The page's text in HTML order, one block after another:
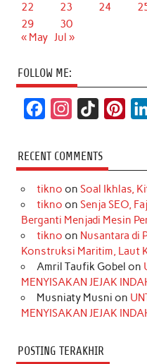
22
23 24
29
30
« May Jul »
FOLLOW ME:
c
e
b
o
k
s
t
a
r
a
m
k
T
o
k
t
e
e
s
t
RECENT COMMENTS
tikno on Soal Ikhlas,
tikno on Senja SEO,
Berganti Menjadi Mesin
tikno on Nusantara di
Konstruksi Maritim, Laut
Amril Taufik Gobel on
MENYISAKAN JEJAK
Musniaty Musni on
MENYISAKAN JEJAK
POSTING TERAKHIR